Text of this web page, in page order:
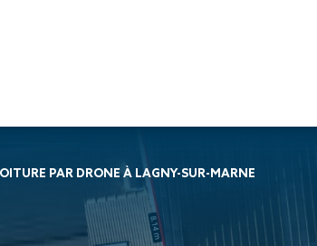
Travaux de
façade
Bardage
double peau
Travaux de
PAR DRONE À LAGNY-SUR-MARNE